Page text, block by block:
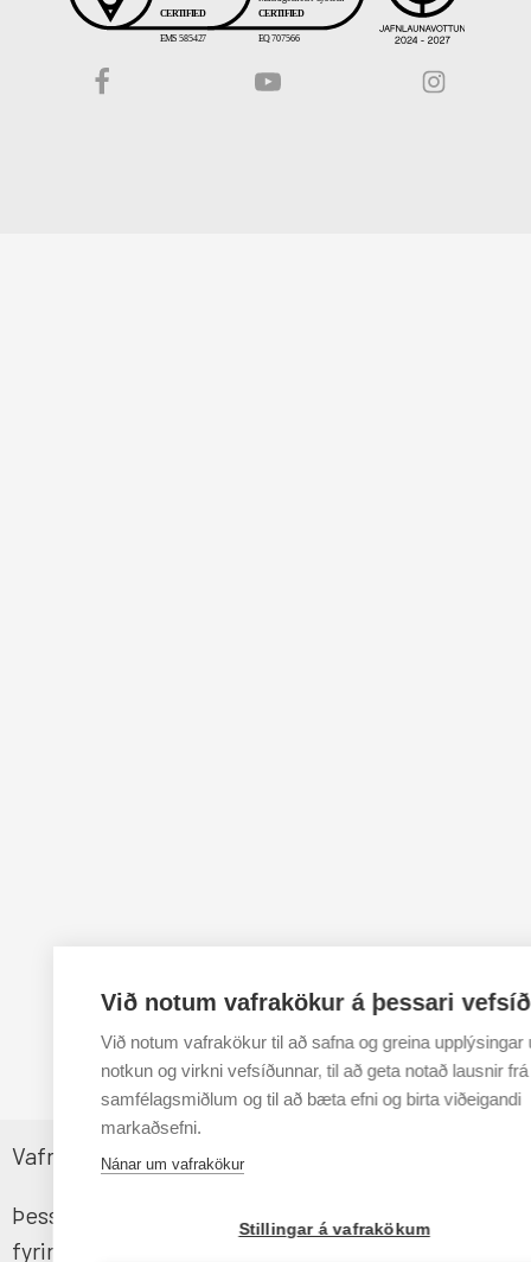
Facebook
YouTube
Instagram
Vafrakökustefna
Þessi vefsíða notar vafrakökur til að tryggja sem
fyrir notendur. Ef þú heldur áfram notkun þinni á
Við notum vafrakökur á þessari
Við notum vafrakökur til að safna og greina upplýsingar
notkun og virkni vefsíðunnar, til að geta notað lausnir frá
samfélagsmiðlum og til að bæta efni og birta viðeigandi
markaðsefni.
Nánar um vafrakökur
Stillingar á vafrakökum